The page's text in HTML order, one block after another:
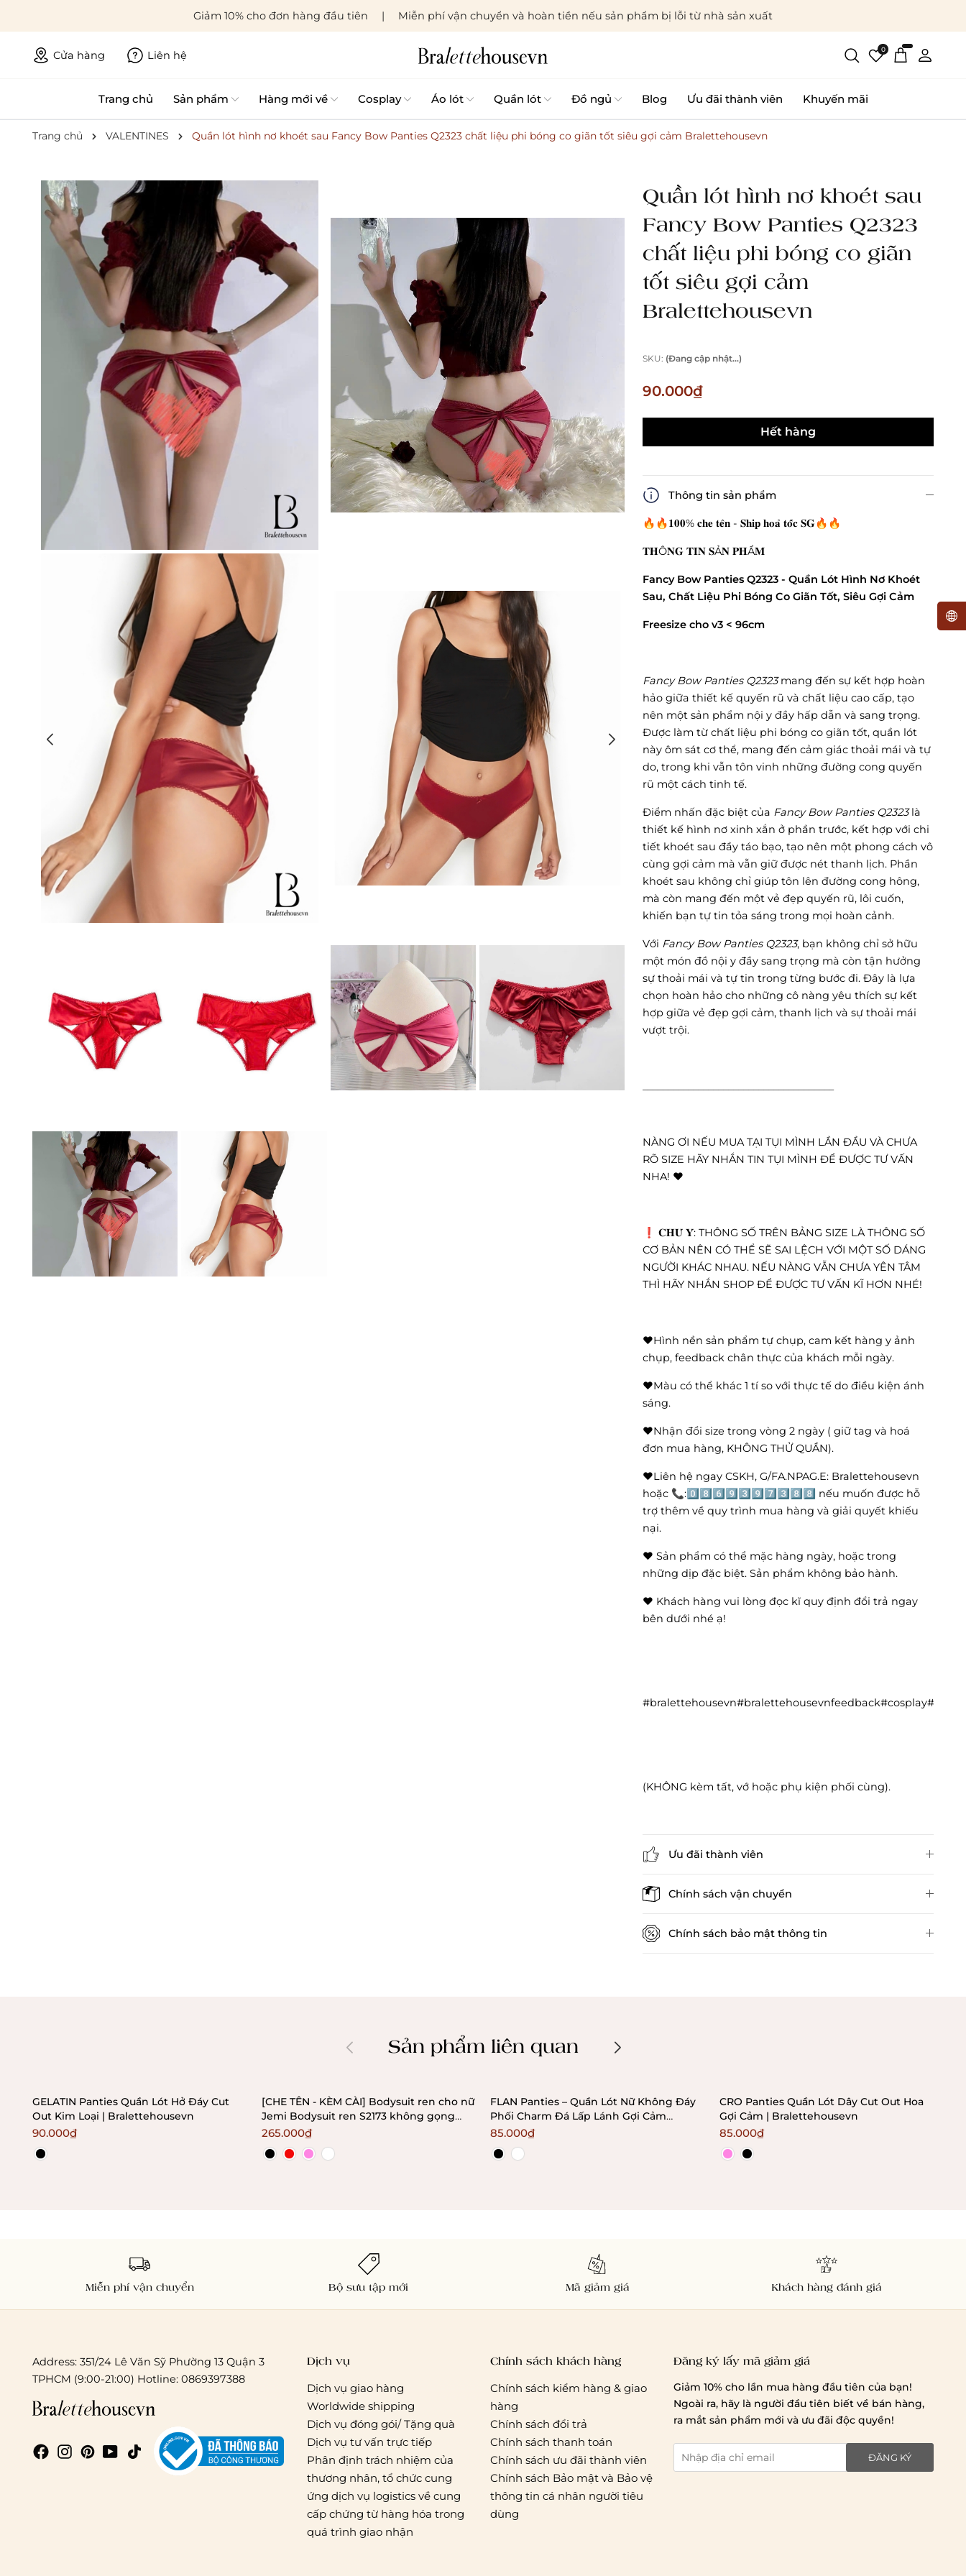
Giảm 10% cho đơn hàng đầu tiên Miễn phí vận chuyển và hoàn tiền nếu sản phẩm bị lỗi từ nhà sản xuất
Cửa hàng Liên hệ 0
Trang chủ Sản phẩm Hàng mới về Cosplay Áo lót Quần lót Đồ ngủ Blog Ưu đãi thành viên Khuyến mãi
Trang chủ VALENTINES Quần lót hình nơ khoét sau Fancy Bow Panties Q2323 chất liệu phi bóng co giãn tốt siêu gợi cảm Bralettehousevn
Quần lót hình nơ khoét sau
Fancy Bow Panties Q2323
chất liệu phi bóng co giãn
tốt siêu gợi cảm
Bralettehousevn
SKU: (Đang cập nhật...)
90.000₫
Hết hàng
Thông tin sản phẩm
🔥🔥𝟏𝟎𝟎% 𝐜𝐡𝐞 𝐭𝐞̂𝐧 - 𝐒𝐡𝐢𝐩 𝐡𝐨𝐚̉ 𝐭𝐨̂́𝐜 𝐒𝐆🔥🔥
𝐓𝐇Ô𝐍𝐆 𝐓𝐈𝐍 𝐒Ả𝐍 𝐏𝐇Ẩ𝐌
Fancy Bow Panties Q2323 - Quần Lót Hình Nơ Khoét
Sau, Chất Liệu Phi Bóng Co Giãn Tốt, Siêu Gợi Cảm
Freesize cho v3 < 96cm
Fancy Bow Panties Q2323mang đến sự kết hợp hoàn
hảo giữa thiết kế quyến rũ và chất liệu cao cấp, tạo
nên một sản phẩm nội y đầy hấp dẫn và sang trọng.
Được làm từ chất liệu phi bóng co giãn tốt, quần lót
này ôm sát cơ thể, mang đến cảm giác thoải mái và tự
do, trong khi vẫn tôn vinh những đường cong quyến
rũ một cách tinh tế.
Điểm nhấn đặc biệt của Fancy Bow Panties Q2323là
thiết kế hình nơ xinh xắn ở phần trước, kết hợp với chi
tiết khoét sau đầy táo bạo, tạo nên một phong cách vô
cùng gợi cảm mà vẫn giữ được nét thanh lịch. Phần
khoét sau không chỉ giúp tôn lên đường cong hông,
mà còn mang đến một vẻ đẹp quyến rũ, lôi cuốn,
khiến bạn tự tin tỏa sáng trong mọi hoàn cảnh.
Với Fancy Bow Panties Q2323, bạn không chỉ sở hữu
một món đồ nội y đầy sang trọng mà còn tận hưởng
sự thoải mái và tự tin trong từng bước đi. Đây là lựa
chọn hoàn hảo cho những cô nàng yêu thích sự kết
hợp giữa vẻ đẹp gợi cảm, thanh lịch và sự thoải mái
vượt trội.
NÀNG ƠI NẾU MUA TẠI TỤI MÌNH LẦN ĐẦU VÀ CHƯA
RÕ SIZE HÃY NHẮN TIN TỤI MÌNH ĐỂ ĐƯỢC TƯ VẤN
NHA! ❤️
❗️ 𝐂𝐇𝐔́ 𝐘́: THÔNG SỐ TRÊN BẢNG SIZE LÀ THÔNG SỐ
CƠ BẢN NÊN CÓ THỂ SẼ SAI LỆCH VỚI MỘT SỐ DÁNG
NGƯỜI KHÁC NHAU. NẾU NÀNG VẪN CHƯA YÊN TÂM
THÌ HÃY NHẮN SHOP ĐỂ ĐƯỢC TƯ VẤN KĨ HƠN NHÉ!
❤️Hình nền sản phẩm tự chụp, cam kết hàng y ảnh
chụp, feedback chân thực của khách mỗi ngày.
❤️Màu có thể khác 1 tí so với thực tế do điều kiện ánh
sáng.
❤️Nhận đổi size trong vòng 2 ngày ( giữ tag và hoá
đơn mua hàng, KHÔNG THỬ QUẦN).
❤️Liên hệ ngay CSKH, G/FA.NPAG.E: Bralettehousevn
hoặc 📞:0️⃣8️⃣6️⃣9️⃣3️⃣9️⃣7️⃣3️⃣8️⃣8️⃣ nếu muốn được hỗ
trợ thêm về quy trình mua hàng và giải quyết khiếu
nại.
❤️ Sản phẩm có thể mặc hàng ngày, hoặc trong
những dịp đặc biệt. Sản phẩm không bảo hành.
❤️ Khách hàng vui lòng đọc kĩ quy định đổi trả ngay
bên dưới nhé ạ!
(KHÔNG kèm tất, vớ hoặc phụ kiện phối cùng).
Ưu đãi thành viên
Chính sách vận chuyển
Chi phí giao hàng
Chính sách bảo mật thông tin
Sản phẩm liên quan
GELATIN Panties Quần Lót Hở Đáy Cut
Out Kim Loại | Bralettehousevn
90.000₫
[CHE TÊN - KÈM CÀI] Bodysuit ren cho nữ
Jemi Bodysuit ren S2173 không gọng
không mút Bralettehousevn
265.000₫
FLAN Panties – Quần Lót Nữ Không Đáy
Phối Charm Đá Lấp Lánh Gợi Cảm
Bralettehousevn
85.000₫
CRO Panties Quần Lót Dây Cut Out Hoa
Gợi Cảm | Bralettehousevn
85.000₫
Miễn phí vận chuyển Bộ sưu tập mới Mã giảm giá Khách hàng đánh giá
Address: 351/24 Lê Văn Sỹ Phường 13 Quận 3
TPHCM (9:00-21:00) Hotline: 0869397388
Dịch vụ
Dịch vụ giao hàng
Worldwide shipping
Dịch vụ đóng gói/ Tặng quà
Dịch vụ tư vấn trực tiếp
Phân định trách nhiệm của
thương nhân, tổ chức cung
ứng dịch vụ logistics về cung
cấp chứng từ hàng hóa trong
quá trình giao nhận
Chính sách khách hàng
Chính sách kiểm hàng & giao
hàng
Chính sách đổi trả
Chính sách thanh toán
Chính sách ưu đãi thành viên
Chính sách Bảo mật và Bảo vệ
thông tin cá nhân người tiêu
dùng
Đăng ký lấy mã giảm giá
Giảm 10% cho lần mua hàng đầu tiên của bạn!
Ngoài ra, hãy là người đầu tiên biết về bán hàng,
ra mắt sản phẩm mới và ưu đãi độc quyền!
ĐĂNG KÝ